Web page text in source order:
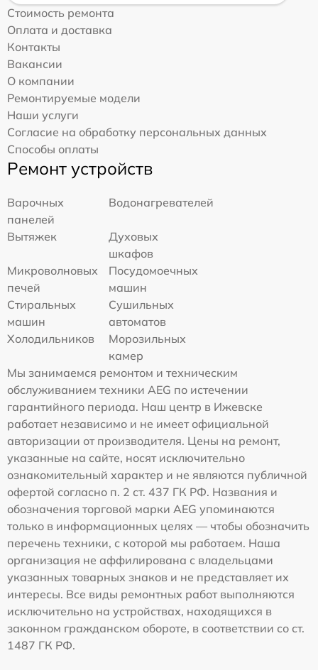
Стоимость ремонта
Оплата и доставка
Контакты
Вакансии
О компании
Ремонтируемые модели
Наши услуги
Согласие на обработку персональных данных
Способы оплаты
Ремонт устройств
Варочных
панелей
Водонагревателей
Вытяжек
Духовых
шкафов
Микроволновых
печей
Посудомоечных
машин
Стиральных
машин
Сушильных
автоматов
Холодильников
Морозильных
камер
Мы занимаемся ремонтом и техническим
обслуживанием техники AEG по истечении
гарантийного периода. Наш центр в Ижевске
работает независимо и не имеет официальной
авторизации от производителя. Цены на ремонт,
указанные на сайте, носят исключительно
ознакомительный характер и не являются публичной
офертой согласно п. 2 ст. 437 ГК РФ. Названия и
обозначения торговой марки AEG упоминаются
только в информационных целях — чтобы обозначить
перечень техники, с которой мы работаем. Наша
организация не аффилирована с владельцами
указанных товарных знаков и не представляет их
интересы. Все виды ремонтных работ выполняются
исключительно на устройствах, находящихся в
законном гражданском обороте, в соответствии со ст.
1487 ГК РФ.